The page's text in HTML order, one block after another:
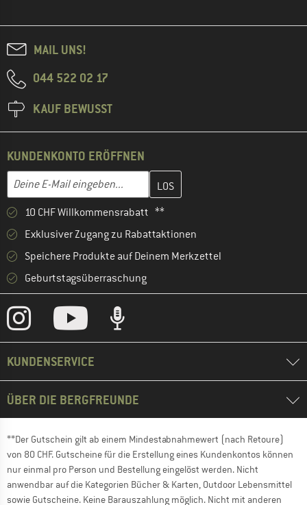
MAIL UNS!
044 522 02 17
KAUF BEWUSST
KUNDENKONTO ERÖFFNEN
E-Mail-Adresse
Gib hier deine E-Mail-Adresse ein und erstelle im nächsten
10 CHF Willkommensrabatt **
Exklusiver Zugang zu Rabattaktionen
Speichere Produkte auf Deinem Merkzettel
Geburtstagsüberraschung
KUNDENSERVICE
ÜBER DIE BERGFREUNDE
**Der Gutschein gilt ab einem Mindestabnahmewert (nach Retoure)
von 80 CHF. Gutscheine für die Erstellung eines Kundenkontos können
nur einmal pro Person und Bestellung eingelöst werden. Nicht
anwendbar auf die Kategorien Bücher & Karten, Outdoor Lebensmittel
sowie Gutscheine. Keine Barauszahlung möglich. Nicht mit anderen